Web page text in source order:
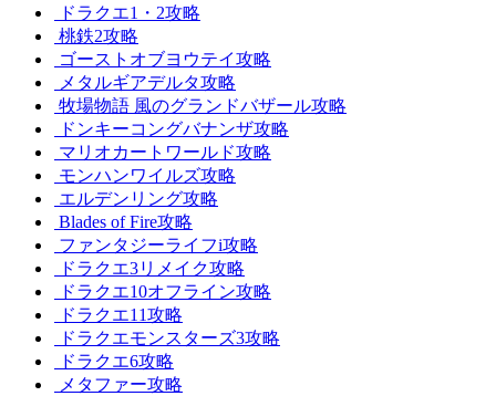
ドラクエ1・2攻略
桃鉄2攻略
ゴーストオブヨウテイ攻略
メタルギアデルタ攻略
牧場物語 風のグランドバザール攻略
ドンキーコングバナンザ攻略
マリオカートワールド攻略
モンハンワイルズ攻略
エルデンリング攻略
Blades of Fire攻略
ファンタジーライフi攻略
ドラクエ3リメイク攻略
ドラクエ10オフライン攻略
ドラクエ11攻略
ドラクエモンスターズ3攻略
ドラクエ6攻略
メタファー攻略